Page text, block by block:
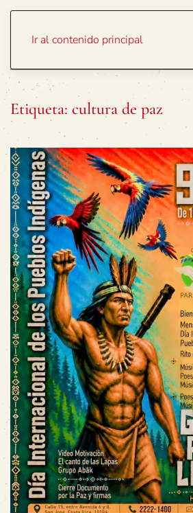
Ir al contenido principal
Etiqueta: cultura de paz